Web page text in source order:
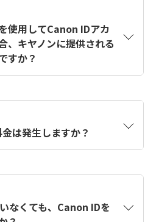
法は【カメラ】Canon IDとは
IDの作成方法は？をご確認く
使用してCanon IDアカ
、キヤノンに提供される
すか？
ら取得します。アカウントを
うに、この情報を使用して
ォームを入力します。
は発生しますか？
なくても、Canon IDを